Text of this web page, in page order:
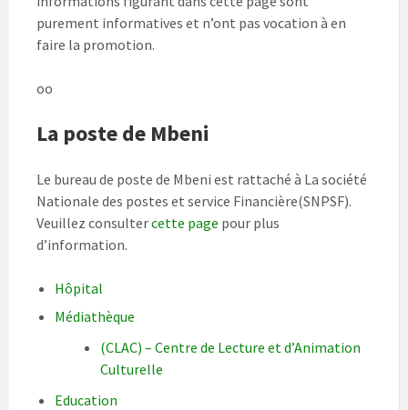
purement informatives et n’ont pas vocation à en
faire la promotion.
oo
La poste de Mbeni
Le bureau de poste de Mbeni est rattaché à La société
Nationale des postes et service Financière(SNPSF).
Veuillez consultercette page pour plus
d’information.
Hôpital
Médiathèque
(CLAC) – Centre de Lecture et d’Animation
Culturelle
Education